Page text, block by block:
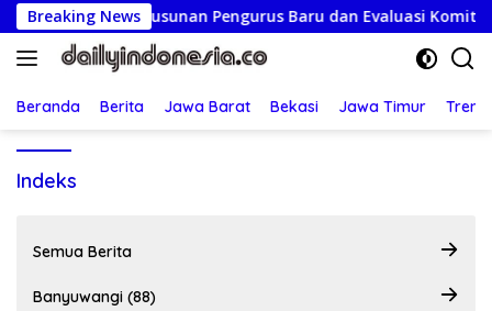
Langsung
ke
konten
Breaking News
Tetapkan Susunan Pengurus Baru dan Evaluasi Komitmen
Beranda Berita Jawa Barat Bekasi Jawa Timur
Indeks
Semua Berita
Banyuwangi (88)